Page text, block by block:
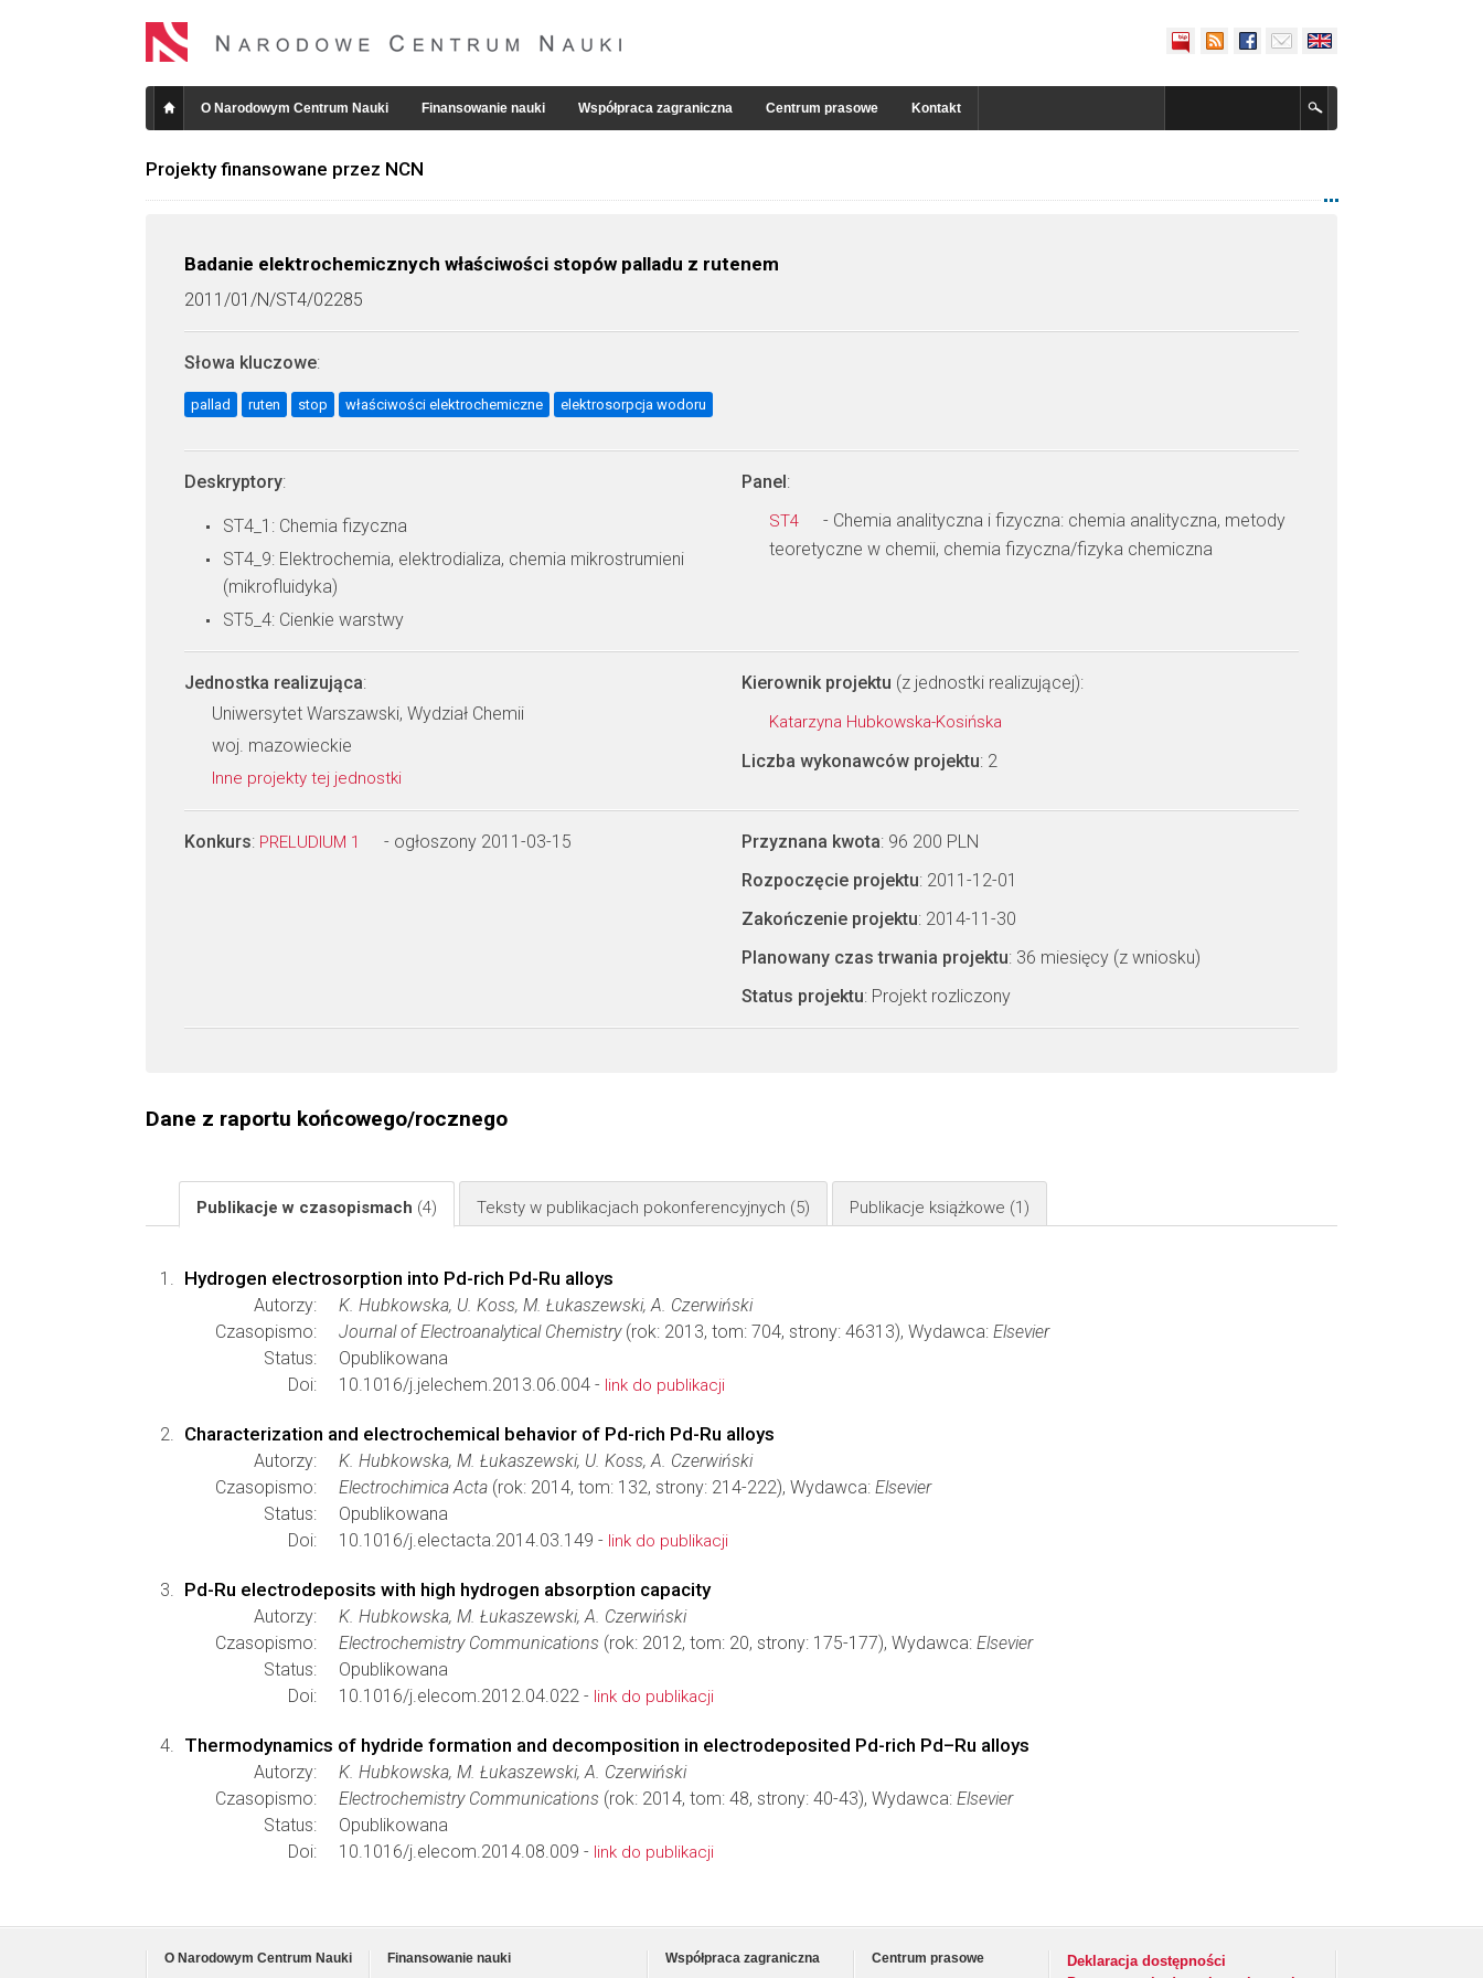
O Narodowym Centrum Nauki Finansowanie nauki Współpraca zagraniczna Centrum prasowe Kontakt
Projekty finansowane przez NCN
Badanie elektrochemicznych właściwości stopów palladu z rutenem
2011/01/N/ST4/02285
Słowa kluczowe:
pallad ruten stop właściwości elektrochemiczne elektrosorpcja wodoru
Deskryptory:
ST4_1: Chemia fizyczna
ST4_9: Elektrochemia, elektrodializa, chemia mikrostrumieni
(mikrofluidyka)
ST5_4: Cienkie warstwy
Panel:
ST4
- Chemia analityczna i fizyczna: chemia analityczna, metody
teoretyczne w chemii, chemia fizyczna/fizyka chemiczna
Jednostka realizująca:
Uniwersytet Warszawski, Wydział Chemii
woj. mazowieckie
Inne projekty tej jednostki
Kierownik projektu (z jednostki realizującej):
Katarzyna Hubkowska-Kosińska
Liczba wykonawców projektu: 2
Konkurs: PRELUDIUM 1 - ogłoszony 2011-03-15 Przyznana kwota: 96 200 PLN
Rozpoczęcie projektu: 2011-12-01
Zakończenie projektu: 2014-11-30
Planowany czas trwania projektu: 36 miesięcy (z wniosku)
Status projektu: Projekt rozliczony
Dane z raportu końcowego/rocznego
Publikacje w czasopismach (4) Teksty w publikacjach pokonferencyjnych (5) Publikacje książkowe (1)
Hydrogen electrosorption into Pd-rich Pd-Ru alloys
Autorzy:
K. Hubkowska, U. Koss, M. Łukaszewski, A. Czerwiński
Czasopismo:
Journal of Electroanalytical Chemistry(rok: 2013, tom: 704, strony: 46313), Wydawca: Elsevier
Status:
Opublikowana
Doi:
10.1016/j.jelechem.2013.06.004 - link do publikacji
Characterization and electrochemical behavior of Pd-rich Pd-Ru alloys
Autorzy:
K. Hubkowska, M. Łukaszewski, U. Koss, A. Czerwiński
Czasopismo:
Electrochimica Acta (rok: 2014, tom: 132, strony: 214-222), Wydawca: Elsevier
Status:
Opublikowana
Doi:
10.1016/j.electacta.2014.03.149 - link do publikacji
Pd-Ru electrodeposits with high hydrogen absorption capacity
Autorzy:
K. Hubkowska, M. Łukaszewski, A. Czerwiński
Czasopismo:
Electrochemistry Communications (rok: 2012, tom: 20, strony: 175-177), Wydawca: Elsevier
Status:
Opublikowana
Doi:
10.1016/j.elecom.2012.04.022 - link do publikacji
Thermodynamics of hydride formation and decomposition in electrodeposited Pd-rich Pd–Ru alloys
Autorzy:
K. Hubkowska, M. Łukaszewski, A. Czerwiński
Czasopismo:
Electrochemistry Communications (rok: 2014, tom: 48, strony: 40-43), Wydawca: Elsevier
Status:
Opublikowana
Doi:
10.1016/j.elecom.2014.08.009 - link do publikacji
O Narodowym Centrum Nauki Finansowanie nauki Współpraca zagraniczna Centrum prasowe
Deklaracja dostępności